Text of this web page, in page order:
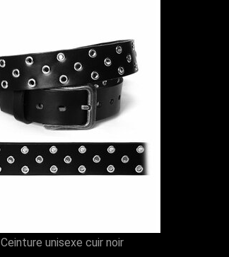
Ceinture unisexe cuir noir